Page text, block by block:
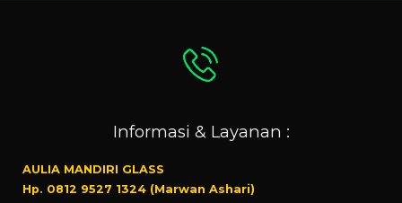
Informasi & Layanan :
AULIA MANDIRI GLASS
Hp. 0812 9527 1324 (Marwan Ashari)